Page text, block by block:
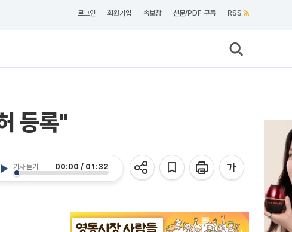
로그인 회원가입 속보창 신문/PDF 구독 RSS
등록"
기사 듣기 00:00 / 01:32